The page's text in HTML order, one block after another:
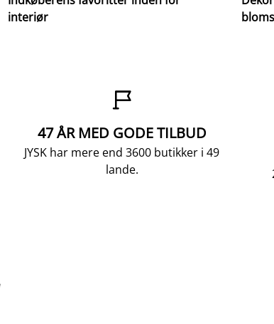
interiør

47 ÅR MED GODE TILBUD
JYSK har mere end 3600 butikker i 49
lande.